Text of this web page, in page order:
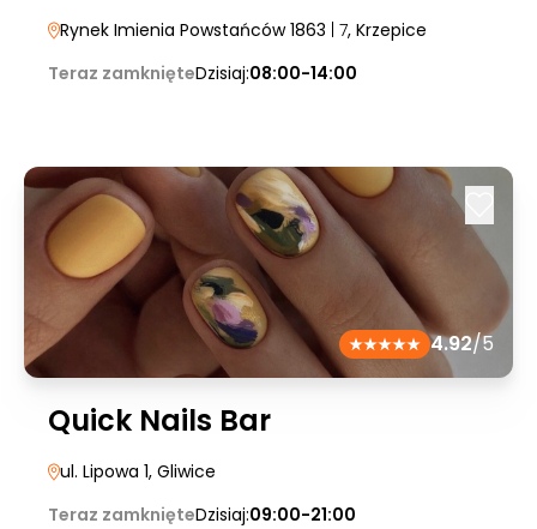
Rynek Imienia Powstańców 1863 | 7, Krzepice
Teraz zamknięteDzisiaj:08:00-14:00
4.92/5
Quick Nails Bar
ul. Lipowa 1, Gliwice
Teraz zamknięteDzisiaj:09:00-21:00